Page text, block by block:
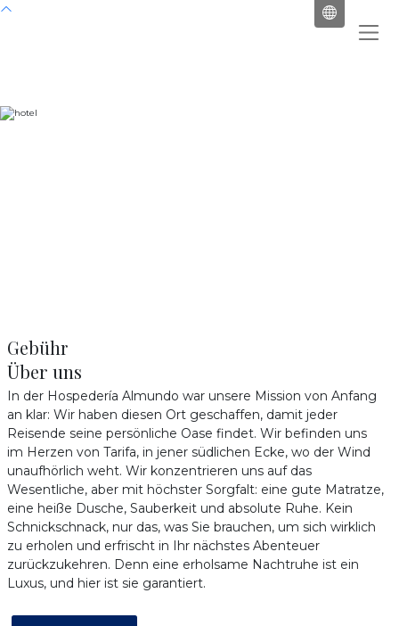
Gebühr
Über uns
In der Hospedería Almundo war unsere Mission von Anfang
an klar: Wir haben diesen Ort geschaffen, damit jeder
Reisende seine persönliche Oase findet. Wir befinden uns
im Herzen von Tarifa, in jener südlichen Ecke, wo der Wind
unaufhörlich weht. Wir konzentrieren uns auf das
Wesentliche, aber mit höchster Sorgfalt: eine gute Matratze,
eine heiße Dusche, Sauberkeit und absolute Ruhe. Kein
Schnickschnack, nur das, was Sie brauchen, um sich wirklich
zu erholen und erfrischt in Ihr nächstes Abenteuer
zurückzukehren. Denn eine erholsame Nachtruhe ist ein
Luxus, und hier ist sie garantiert.